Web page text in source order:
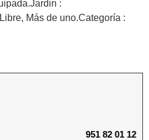
‌:
‌Más ‌de ‌uno.Categoría ‌:
951 82 01 12